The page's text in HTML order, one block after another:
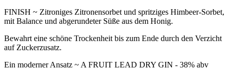
FINISH ~ Zitroniges Zitronensorbet und spritziges Himbeer-Sorbet,
mit Balance und abgerundeter Süße aus dem Honig.
Bewahrt eine schöne Trockenheit bis zum Ende durch den Verzicht
auf Zuckerzusatz.
Ein moderner Ansatz ~ A FRUIT LEAD DRY GIN - 38% abv